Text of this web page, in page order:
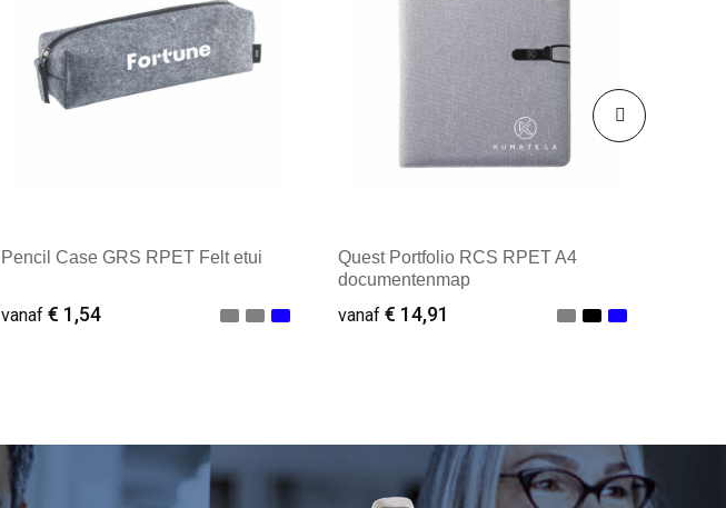
Pencil Case GRS RPET Felt etui
vanaf € 1,54
Quest Portfolio RCS RPET A4
documentenmap
vanaf € 14,91